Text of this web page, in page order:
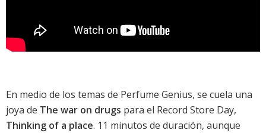
En medio de los temas de Perfume Genius, se cuela una
joya de The war on drugs para el Record Store Day,
Thinking of a place. 11 minutos de duración, aunque